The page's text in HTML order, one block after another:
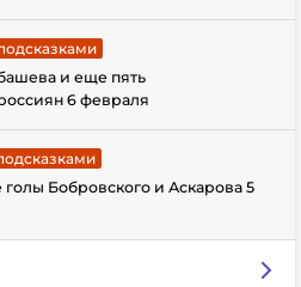
и еще пять
6 февраля
Бобровского и Аскарова 5